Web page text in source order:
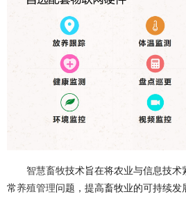
智慧畜牧技术旨在将农业与信息技术
常养殖管理问题，提高畜牧业的可持续